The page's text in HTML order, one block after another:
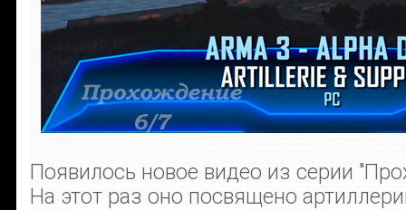
Появилось новое видео из серии
На этот раз оно посвящено